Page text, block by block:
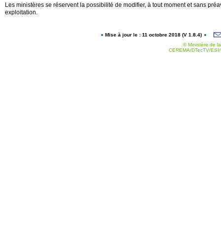
Les ministères se réservent la possibilité de modifier, à tout moment et sans
exploitation.
Mise à jour le : 11 octobre 2018 (V 1.8.4)
© Ministère de
CEREMA/DTecTV/